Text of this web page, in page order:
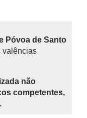
Póvoa de Santo
valências
não
competentes,